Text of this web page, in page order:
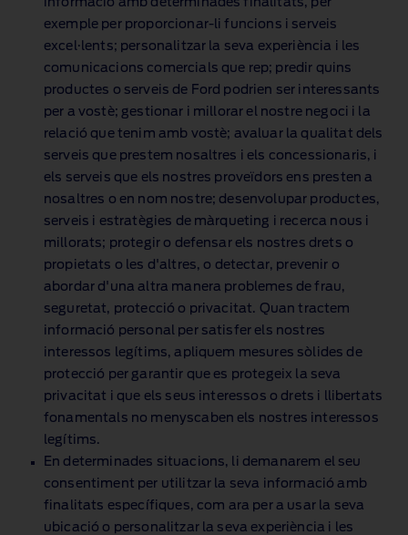
informació amb determinades finalitats, per
exemple per proporcionar‑li funcions i serveis
excel·lents; personalitzar la seva experiència i les
comunicacions comercials que rep; predir quins
productes o serveis de Ford podrien ser interessants
per a vostè; gestionar i millorar el nostre negoci i la
relació que tenim amb vostè; avaluar la qualitat dels
serveis que prestem nosaltres i els concessionaris, i
els serveis que els nostres proveïdors ens presten a
nosaltres o en nom nostre; desenvolupar productes,
serveis i estratègies de màrqueting i recerca nous i
millorats; protegir o defensar els nostres drets o
propietats o les d'altres, o detectar, prevenir o
abordar d'una altra manera problemes de frau,
seguretat, protecció o privacitat. Quan tractem
informació personal per satisfer els nostres
interessos legítims, apliquem mesures sòlides de
protecció per garantir que es protegeix la seva
privacitat i que els seus interessos o drets i llibertats
fonamentals no menyscaben els nostres interessos
legítims.
En determinades situacions, li demanarem el seu
consentiment per utilitzar la seva informació amb
finalitats específiques, com ara per a usar la seva
ubicació o personalitzar la seva experiència i les